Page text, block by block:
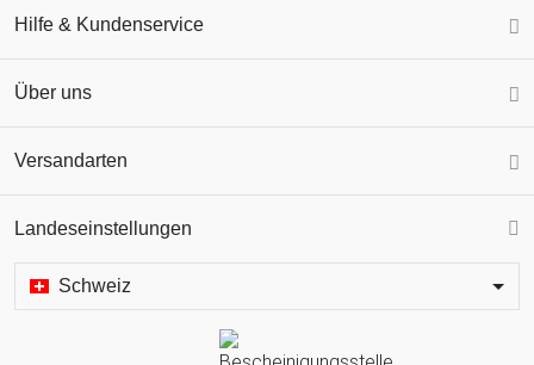
Hilfe & Kundenservice
Über uns
Versandarten
Landeseinstellungen
Schweiz